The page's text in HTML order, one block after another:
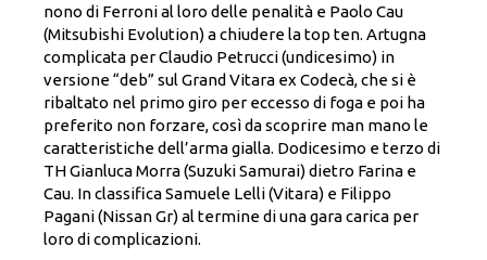
nono di Ferroni al loro delle penalità e Paolo Cau
(Mitsubishi Evolution) a chiudere la top ten. Artugna
complicata per Claudio Petrucci (undicesimo) in
versione “deb” sul Grand Vitara ex Codecà, che si è
ribaltato nel primo giro per eccesso di foga e poi ha
preferito non forzare, così da scoprire man mano le
caratteristiche dell’arma gialla. Dodicesimo e terzo di
TH Gianluca Morra (Suzuki Samurai) dietro Farina e
Cau. In classifica Samuele Lelli (Vitara) e Filippo
Pagani (Nissan Gr) al termine di una gara carica per
loro di complicazioni.